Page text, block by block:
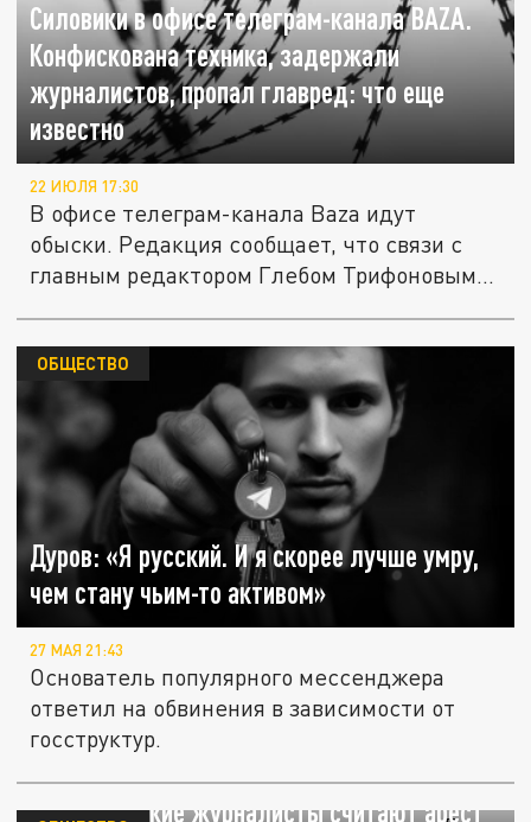
Cиловики в офисе телеграм-канала BAZA.
Конфискована техника, задержали
журналистов, пропал главред: что еще
известно
22 ИЮЛЯ 17:30
В офисе телеграм-канала Baza идут
обыски. Редакция сообщает, что связи с
главным редактором Глебом Трифоновым...
Дуров: «Я русский. И я скорее лучше умру,
чем стану чьим-то активом»
ОБЩЕСТВО
27 МАЯ 21:43
Основатель популярного мессенджера
ответил на обвинения в зависимости от
госструктур.
Казахстанские журналисты считают арест